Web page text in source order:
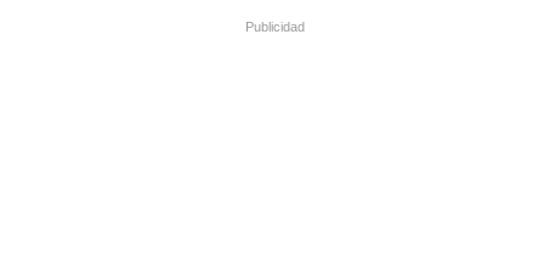
Publicidad